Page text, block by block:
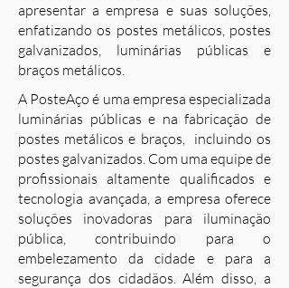
apresentar a empresa e suas soluções,
enfatizando os postes metálicos, postes
galvanizados, luminárias públicas e
braços metálicos.
A PosteAço é uma empresa especializada
luminárias públicas e na fabricação de
postes metálicos e braços, incluindo os
postes galvanizados. Com uma equipe de
profissionais altamente qualificados e
tecnologia avançada, a empresa oferece
soluções inovadoras para iluminação
pública, contribuindo para o
embelezamento da cidade e para a
segurança dos cidadãos. Além disso, a